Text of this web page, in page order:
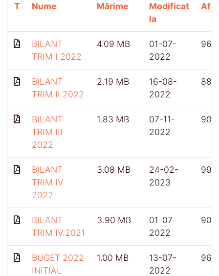
T Nume Mărime
Modificat
la
BILANT
TRIM I 2022
4.09 MB
01-07-
2022
968
BILANT
TRIM II 2022
2.19 MB
16-08-
2022
886
BILANT
TRIM III
2022
1.83 MB
07-11-
2022
905
BILANT
TRIM IV
2022
3.08 MB
24-02-
2023
991
BILANT
TRIM.IV.2021
3.90 MB
01-07-
2022
909
BUGET 2022
INITIAL
1.00 MB
13-07-
2022
965